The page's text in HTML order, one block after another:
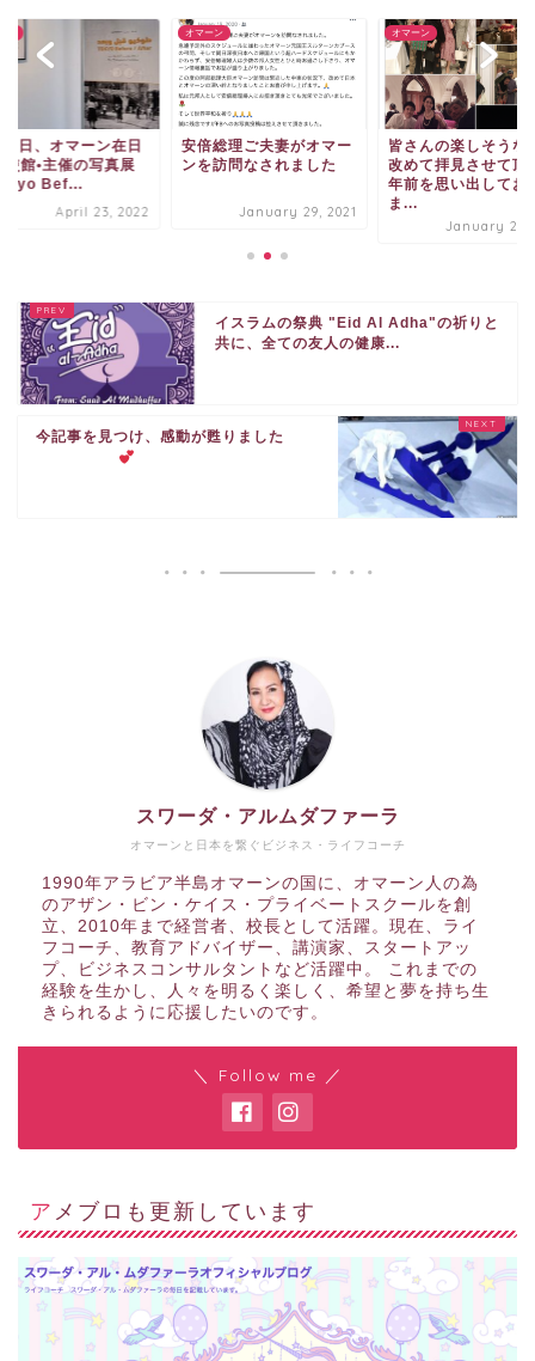
日、オマーン在日
使館•主催の写真展
Bef...
April 23, 2022
オマーン
安倍総理ご夫妻がオマー
ンを訪問なされました
January 29, 2021
オマーン
皆さんの楽しそうな
改めて拝見させて頂
年前を思い出してお
ま...
January 29,
イスラムの祭典 "Eid Al Adha"の祈りと
共に、全ての友人の健康...
今記事を見つけ、感動が甦りました
オマーンと日本を繋ぐビジネス・ライフコーチ
スワーダ・アルムダファーラ
1990年アラビア半島オマーンの国に、オマーン人の為
のアザン・ビン・ケイス・プライベートスクールを創
立、2010年まで経営者、校長として活躍。現在、ライ
フコーチ、教育アドバイザー、講演家、スタートアッ
プ、ビジネスコンサルタントなど活躍中。 これまでの
経験を生かし、人々を明るく楽しく、希望と夢を持ち生
きられるように応援したいのです。
＼ Follow me ／
アメブロも更新しています